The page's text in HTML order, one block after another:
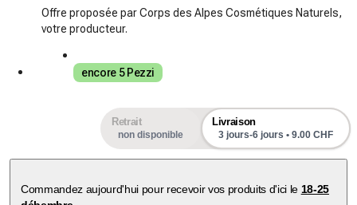
Offre proposée par Corps des Alpes Cosmétiques Naturels,
votre producteur.
encore 5 Pezzi
Retrait
non disponible
Livraison
3 jours-6 jours • 9.00 CHF
Commandez aujourd'hui pour recevoir vos produits d'ici le 18-25